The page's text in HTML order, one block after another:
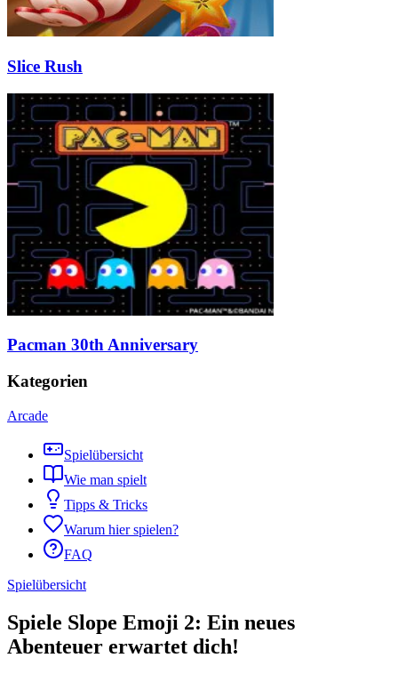
Slice Rush
Pacman 30th Anniversary
Kategorien
Arcade
Spielübersicht
Wie man spielt
Tipps & Tricks
Warum hier spielen?
FAQ
Spielübersicht
Spiele Slope Emoji 2: Ein neues
Abenteuer erwartet dich!